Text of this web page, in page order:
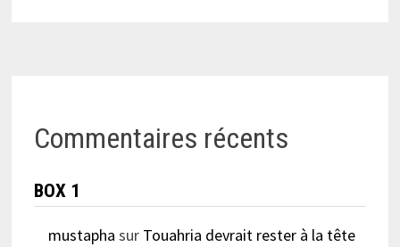
Commentaires récents
BOX 1
mustapha sur Touahria devrait rester à la tête